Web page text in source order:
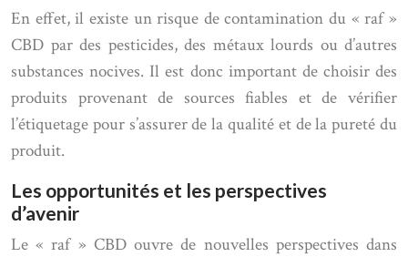
En effet, il existe un risque de contamination du « raf »
CBD par des pesticides, des métaux lourds ou d’autres
substances nocives. Il est donc important de choisir des
produits provenant de sources fiables et de vérifier
l’étiquetage pour s’assurer de la qualité et de la pureté du
produit.
Les opportunités et les perspectives
d’avenir
Le « raf » CBD ouvre de nouvelles perspectives dans